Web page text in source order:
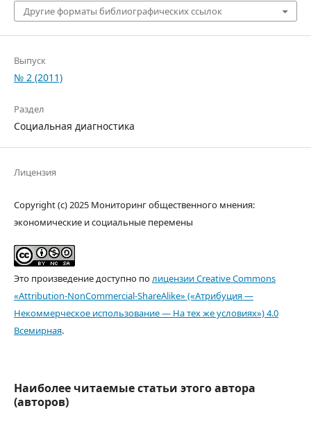
Другие форматы библиографических ссылок
Выпуск
№ 2 (2011)
Раздел
Социальная диагностика
Лицензия
Copyright (c) 2025 Мониторинг общественного мнения:
экономические и социальные перемены
Это произведение доступно полицензии Creative Commons
«Attribution-NonCommercial-ShareAlike» («Атрибуция —
Некоммерческое использование — На тех же условиях») 4.0
Всемирная.
Наиболее читаемые статьи этого автора
(авторов)